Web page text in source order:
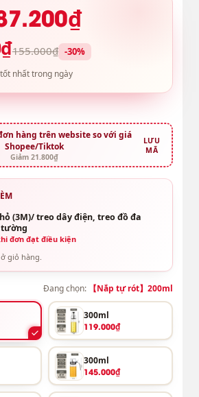
155.000₫ -30%
nhất trong ngày
hàng trên website so với giá
Shopee/Tiktok
Giảm 21.800₫
LƯU
MÃ
(3M)/ treo dây điện, treo đồ đa
tường
đơn đạt điều kiện
giỏ hàng.
Đang chọn: 【Nắp tự rót】200ml
300ml
119.000₫
300ml
145.000₫